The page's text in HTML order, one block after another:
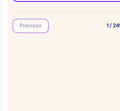
Previous 1 /